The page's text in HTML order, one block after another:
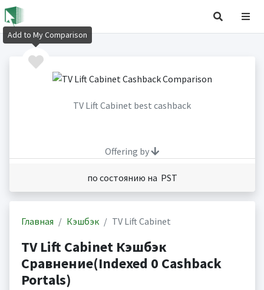
TV Lift Cabinet best cashback
Offering by
по состоянию на PST
Главная Кэшбэк TV Lift Cabinet
TV Lift Cabinet Кэшбэк
Сравнение(Indexed 0 Cashback
Portals)
Add to My Comparison